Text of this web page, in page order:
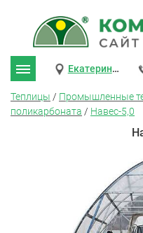
Екатеринбург
Теплицы / Промышленные
поликарбоната / Навес-5,0